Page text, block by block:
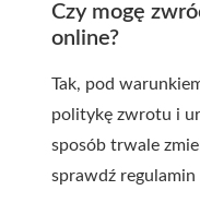
Czy mogę
online?
Tak, pod
politykę zwrotu i
sposób trwale
sprawdź